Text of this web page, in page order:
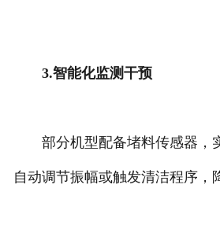
3.智能化监测干预
部分机型配备堵料传感器，
自动调节振幅或触发清洁程序，